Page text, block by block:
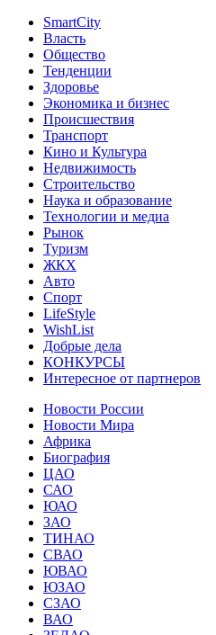
SmartCity
Власть
Общество
Тенденции
Здоровье
Экономика и бизнес
Происшествия
Транспорт
Кино и Культура
Недвижимость
Строительство
Наука и образование
Технологии и медиа
Рынок
Туризм
ЖКХ
Авто
Спорт
LifeStyle
WishList
Добрые дела
КОНКУРСЫ
Интересное от партнеров
Новости России
Новости Мира
Африка
Биография
ЦАО
САО
ЮАО
ЗАО
ТИНАО
СВАО
ЮВАО
ЮЗАО
СЗАО
ВАО